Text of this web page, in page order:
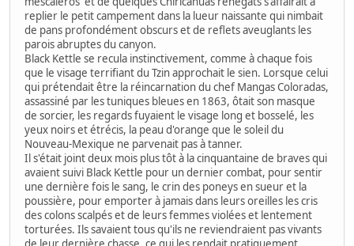
replier le petit campement dans la lueur naissante qui nimbait
de pans profondément obscurs et de reflets aveuglants les
parois abruptes du canyon.
Black Kettle se recula instinctivement, comme à chaque fois
que le visage terrifiant du Tzin approchait le sien. Lorsque celui
qui prétendait être la réincarnation du chef Mangas Coloradas,
assassiné par les tuniques bleues en 1863, ôtait son masque
de sorcier, les regards fuyaient le visage long et bosselé, les
yeux noirs et étrécis, la peau d'orange que le soleil du
Nouveau-Mexique ne parvenait pas à tanner.
Il s'était joint deux mois plus tôt à la cinquantaine de braves qui
avaient suivi Black Kettle pour un dernier combat, pour sentir
une dernière fois le sang, le crin des poneys en sueur et la
poussière, pour emporter à jamais dans leurs oreilles les cris
des colons scalpés et de leurs femmes violées et lentement
torturées. Ils savaient tous qu'ils ne reviendraient pas vivants